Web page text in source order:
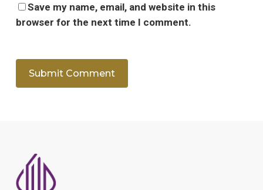
Save my name, email, and website in this
browser for the next time I comment.